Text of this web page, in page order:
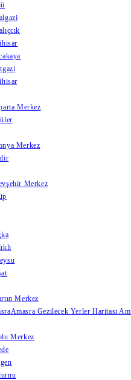
Merkez
Merkez
Merkez
Merkez
Amasra Gezilecek Yerler Haritası
Merkez